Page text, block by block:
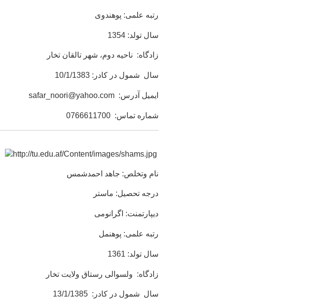
رتبه علمی: پوهندوی
سال تولد: 1354
زادگاه: ناحیه دوم، شهر تالقان تخار
سال شمول در کادر: 10/1/1383
ایمیل آدرس: safar_noori@yahoo.com
شماره تماس: 0766611700
نام وتخلص: جاهد احمدشمس
درجه تحصیل: ماستر
دیپارتمنت: اگرانومی
رتبه علمی: پوهنمل
سال تولد: 1361
زادگاه: ولسوالی رستاق ولایت تخار
سال شمول در کادر: 13/1/1385